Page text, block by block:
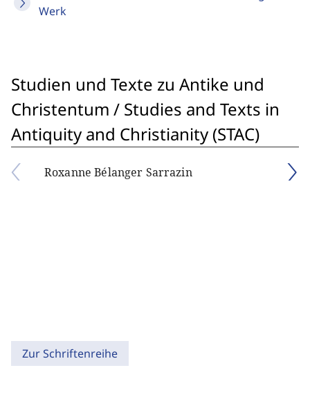
Werk
Studien und Texte zu Antike und
Christentum / Studies and Texts in
Antiquity and Christianity (STAC)
Roxanne Bélanger Sarrazin
Zur Schriftenreihe